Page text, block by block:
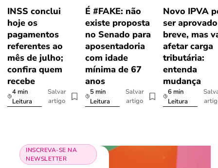
INSS conclui
hoje os
pagamentos
referentes ao
mês de julho;
confira quem
recebe
4 min
Leitura
Salvar
artigo
É #FAKE: não
existe proposta
no Senado para
aposentadoria
com idade
mínima de 67
anos
5 min
Leitura
Salvar
artigo
Novo IPVA
ser
breve, mas
afetar carga
tributária:
entenda
mudança
6 min
Leitura
INSCREVA-SE NA
NEWSLETTER